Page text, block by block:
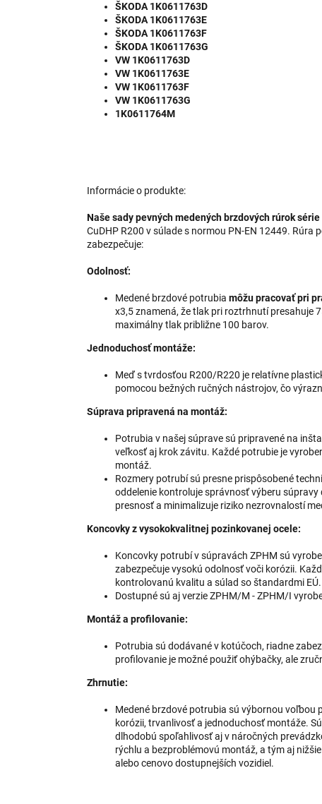
ŠKODA 1K0611763D
ŠKODA 1K0611763E
ŠKODA 1K0611763F
ŠKODA 1K0611763G
VW 1K0611763D
VW 1K0611763E
VW 1K0611763F
VW 1K0611763G
1K0611764M
Informácie o produkte:
Naše sady pevných medených brzdových rúrok série
CuDHP R200 v súlade s normou PN-EN 12449.
zabezpečuje:
Odolnosť:
Medené brzdové potrubia môžu pracovať pri
x3,5 znamená, že tlak pri roztrhnutí presahuje
maximálny tlak približne 100 barov.
Jednoduchosť montáže:
Meď s tvrdosťou R200/R220 je relatívne
pomocou bežných ručných nástrojov, čo
Súprava pripravená na montáž:
Potrubia v našej súprave sú pripravené na
veľkosť aj krok závitu. Každé potrubie je
montáž.
Rozmery potrubí sú presne prispôsobené
oddelenie kontroluje správnosť výberu
presnosť a minimalizuje riziko nezrovnalostí
Koncovky z vysokokvalitnej pozinkovanej ocele:
Koncovky potrubí v súpravách ZPHM sú
zabezpečuje vysokú odolnosť voči korózii.
kontrolovanú kvalitu a súlad so štandardmi EÚ.
Dostupné sú aj verzie ZPHM/M - ZPHM/I
Montáž a profilovanie:
Potrubia sú dodávané v kotúčoch, riadne
profilovanie je možné použiť ohýbačky, ale
Zhrnutie:
Medené brzdové potrubia sú výbornou
korózii, trvanlivosť a jednoduchosť montáže.
dlhodobú spoľahlivosť aj v náročných
rýchlu a bezproblémovú montáž, a tým aj
alebo cenovo dostupnejších vozidiel.